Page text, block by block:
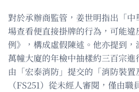
對於承辦商監管，姜世明指出「
場查看便直接掛牌的行為，可能違
例》，構成虛假陳述。他亦提到，
萬幢大廈的年檢中抽樣約三百宗
由「宏泰消防」提交的「消防裝置
（FS251）從未經人審閱，僅由職